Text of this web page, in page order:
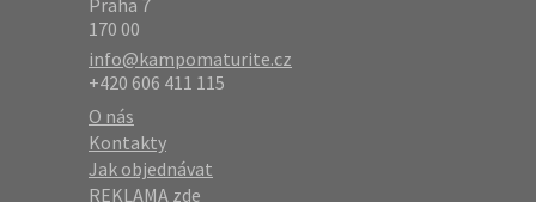
Praha 7
170 00
info@kampomaturite.cz
+420 606 411 115
O nás
Kontakty
Jak objednávat
REKLAMA zde